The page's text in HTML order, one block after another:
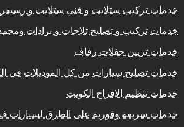
خدمات تركيب ستلايت و فني ستلايت و رسيفر
خدمات تركيب و تصليح ثلاجات و برادات
خدمات تزيين حفلات زفاف
خدمات تصليح سيارات من كل الموديلات في
خدمات تنظيم الافراح الكويت
خدمات سريعة وفورية على الطرق لسيارات